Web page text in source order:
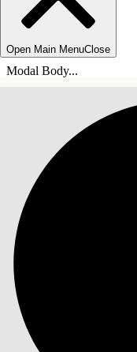
Open Main MenuClose
Modal Body...
INHALT